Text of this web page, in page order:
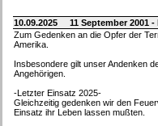
10.09.2025
11 September 2001
Zum Gedenken an die Opfer der
Amerika.
Insbesondere gilt unser Andenken
Angehörigen.
-Letzter Einsatz 2025-
Gleichzeitig gedenken wir den
Einsatz ihr Leben lassen mußten.